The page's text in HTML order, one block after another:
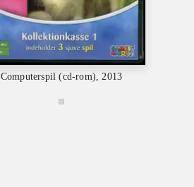
Computerspil (cd-rom), 2013